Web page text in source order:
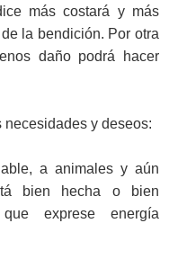
más costará y más
la bendición. Por otra
daño podrá hacer
y deseos:
a animales y aún
bien hecha o bien
exprese energía